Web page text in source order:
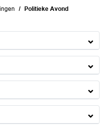
Politieke Avond